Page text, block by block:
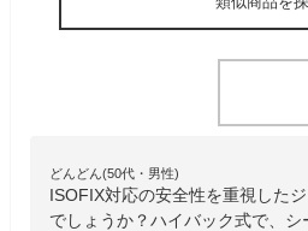
どんどん(50代・男性)
ISOFIX対応の安全性を重視した
でしょうか？ハイバック式で、